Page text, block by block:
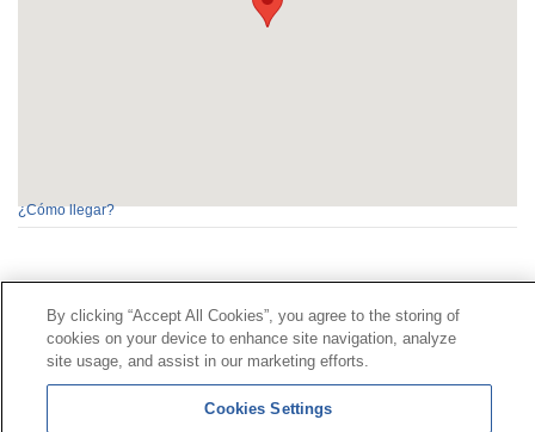
¿Cómo llegar?
Línea Universal 900 203 203|Zona Privada Comisión de
Prestaciones Especiales|Zona Privada Proveedor
By clicking “Accept All Cookies”, you agree to the storing of
cookies on your device to enhance site navigation, analyze
site usage, and assist in our marketing efforts.
Cookies Settings